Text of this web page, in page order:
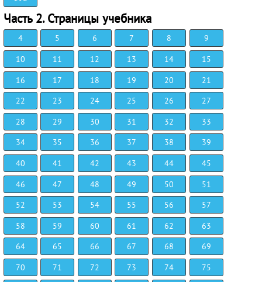
Часть 2. Страницы учебника
4 5 6 7 8
9
10
11 12 13 14
15
16
17 18 19 20
21
22
23 24 25 26
27
28
29 30 31 32
33
34
35 36 37 38
39
40
41 42 43 44
45
46
47 48 49 50
51
52
53 54 55 56
57
58
59 60 61 62
63
64
65 66 67 68
69
70
71 72 73 74
75